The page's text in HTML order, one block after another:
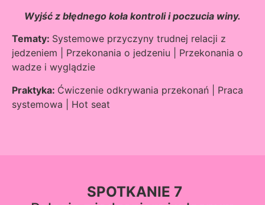
Wyjść z błędnego koła kontroli i poczucia winy.
Tematy: Systemowe przyczyny trudnej relacji z
jedzeniem | Przekonania o jedzeniu | Przekonania o
wadze i wyglądzie
Praktyka: Ćwiczenie odkrywania przekonań | Praca
systemowa | Hot seat
SPOTKANIE 7